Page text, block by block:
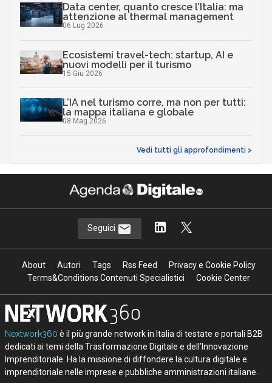
Data center, quanto cresce l’Italia: ma
attenzione al thermal management
06 Lug 2026
Ecosistemi travel-tech: startup, AI e
nuovi modelli per il turismo
15 Giu 2026
L’IA nel turismo corre, ma non per tutti:
la mappa italiana e globale
08 Mag 2026
Vedi tutti gli approfondimenti >
Seguici
About Autori Tags Rss Feed
Privacy e Cookie Policy
Terms&Conditions Contenuti Specialistici
Cookie Center
Nextwork360 è il più grande network in Italia di testate e portali B2B
dedicati ai temi della Trasformazione Digitale e dell’Innovazione
Imprenditoriale. Ha la missione di diffondere la cultura digitale e
imprenditoriale nelle imprese e pubbliche amministrazioni italiane.